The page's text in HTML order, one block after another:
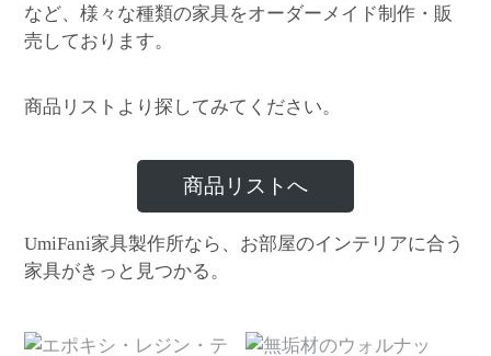
など、様々な種類の家具をオーダーメイド制作・販
売しております。
商品リストより探してみてください。
商品リストへ
UmiFani家具製作所なら、お部屋のインテリアに合う
家具がきっと見つかる。